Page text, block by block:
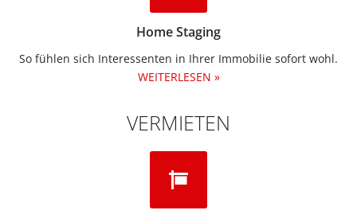
Home Staging
So fühlen sich Interessenten in Ihrer Immobilie sofort wohl.
WEITERLESEN »
VERMIETEN